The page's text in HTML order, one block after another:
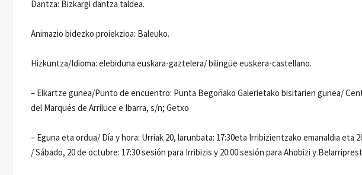
Dantza: Bizkargi dantza taldea.
Animazio bidezko proiekzioa: Baleuko.
Hizkuntza/Idioma: elebiduna euskara-gaztelera/ bilingüe euskera-castellano.
– Elkartze gunea/Punto de encuentro: Punta Begoñako Galerietako bisitarien gunea/
del Marqués de Arriluce e Ibarra, s/n; Getxo
– Eguna eta ordua/ Día y hora: Urriak 20, larunbata: 17:30eta Irribizientzako emanaldia
/ Sábado, 20 de octubre: 17:30 sesión para Irribizis y 20:00 sesión para Ahobizi y